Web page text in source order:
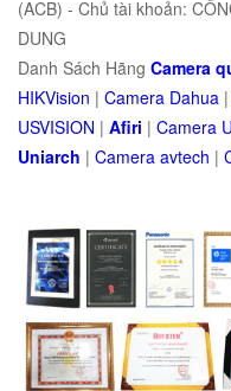
(ACB) - Chủ tài khoản:
DUNG
Danh Sách Hãng Camera
HIKVision | Camera Dahua |
USVISION | Afiri | Camera
Uniarch | Camera avtech |